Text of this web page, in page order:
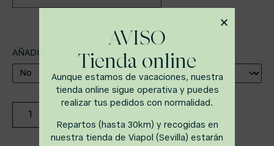
AÑADIR TARJETA REGALO + 1,10€
AVISO
Tienda online
Aunque estamos de vacaciones, nuestra
tienda online sigue operativa y puedes
realizar tus pedidos con normalidad.
Repartos (hasta 30km) y recogidas en
nuestra tienda de Viapol (Sevilla) estarán